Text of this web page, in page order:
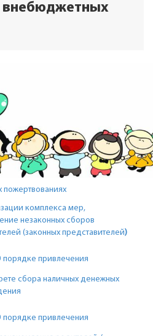
внебюджетных
пожертвованиях
комплекса мер,
незаконных сборов
(законных представителей)
привлечения
сбора наличных денежных
привлечения